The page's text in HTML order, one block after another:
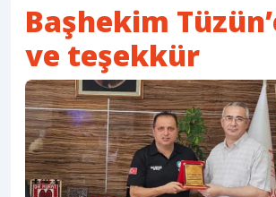
Başhekim
ve teşekkür